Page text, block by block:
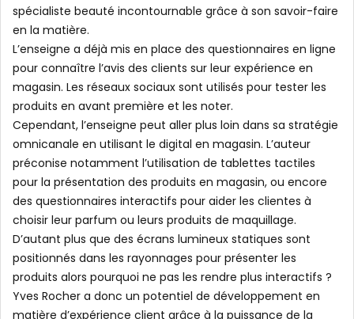
spécialiste beauté incontournable grâce à son savoir-faire
en la matière.
L’enseigne a déjà mis en place des questionnaires en ligne
pour connaître l’avis des clients sur leur expérience en
magasin. Les réseaux sociaux sont utilisés pour tester les
produits en avant première et les noter.
Cependant, l’enseigne peut aller plus loin dans sa stratégie
omnicanale en utilisant le digital en magasin. L’auteur
préconise notamment l’utilisation de tablettes tactiles
pour la présentation des produits en magasin, ou encore
des questionnaires interactifs pour aider les clientes à
choisir leur parfum ou leurs produits de maquillage.
D’autant plus que des écrans lumineux statiques sont
positionnés dans les rayonnages pour présenter les
produits alors pourquoi ne pas les rendre plus interactifs ?
Yves Rocher a donc un potentiel de développement en
matière d’expérience client grâce à la puissance de la